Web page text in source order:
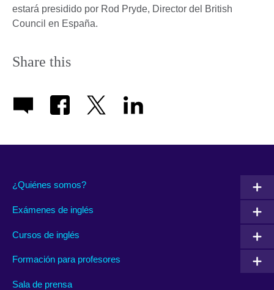
estará presidido por Rod Pryde, Director del British
Council en España.
Share this
¿Quiénes somos?
Exámenes de inglés
Cursos de inglés
Formación para profesores
Sala de prensa